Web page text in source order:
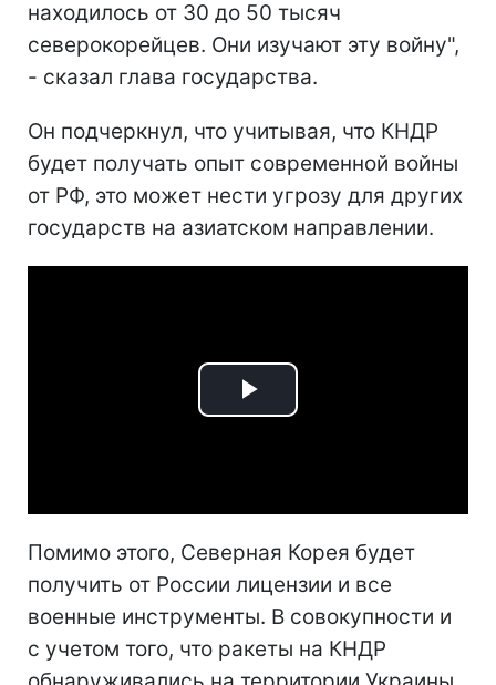
находилось от 30 до 50 тысяч
северокорейцев. Они изучают эту войну",
- сказал глава государства.
Он подчеркнул, что учитывая, что КНДР
будет получать опыт современной войны
от РФ, это может нести угрозу для других
государств на азиатском направлении.
Play
Помимо этого, Северная Корея будет
получить от России лицензии и все
военные инструменты. В совокупности и
с учетом того, что ракеты на КНДР